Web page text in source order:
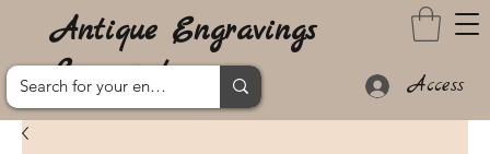
Antique Engravings
Lanzarote
Access